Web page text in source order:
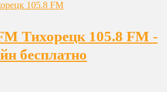
Тихорецк 105.8 FM -
бесплатно